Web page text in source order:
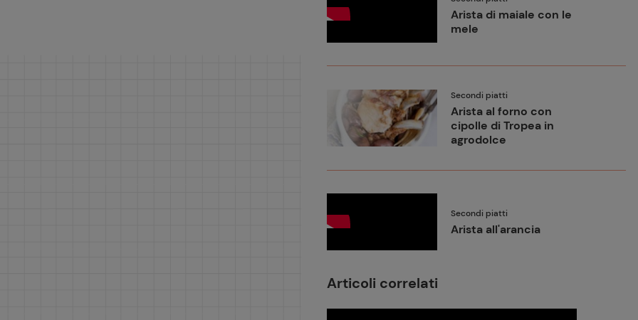
Arista di maiale con le
mele
Secondi piatti
Arista al forno con
cipolle di Tropea in
agrodolce
Secondi piatti
Arista all'arancia
Articoli correlati